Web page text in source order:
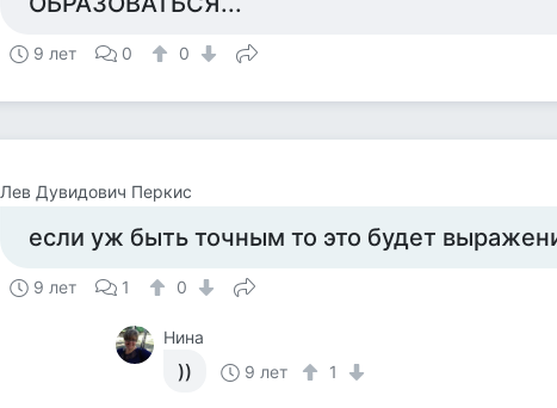
9 лет 0 0
Лев Дувидович Перкис
если уж быть точным то это будет
9 лет 1 0
Нина
)) 9 лет 1